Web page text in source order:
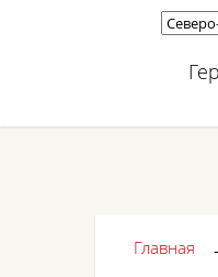
Главная